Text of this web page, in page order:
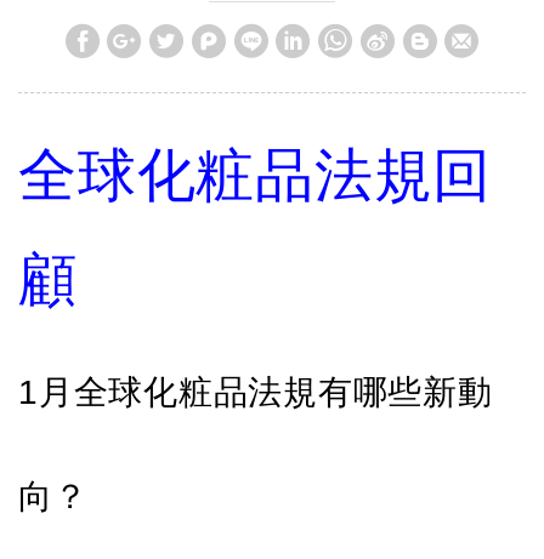
全球化粧品法規回
顧
1月全球化粧品法規有哪些新動
向？